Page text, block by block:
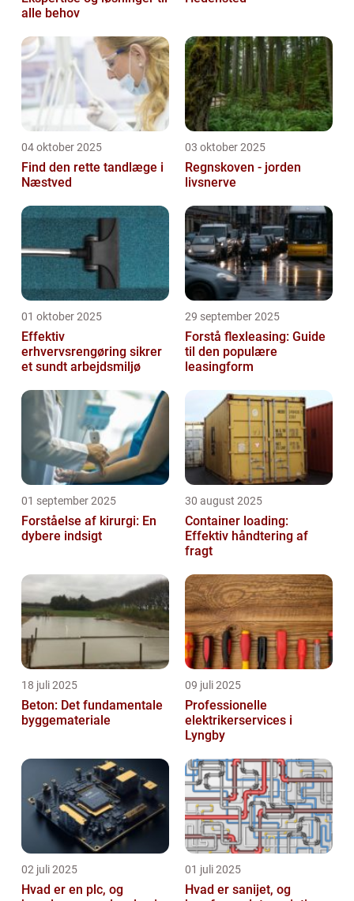
alle behov
04 oktober 2025
Find den rette tandlæge i
Næstved
03 oktober 2025
Regnskoven - jorden
livsnerve
01 oktober 2025
Effektiv
erhvervsrengøring sikrer
et sundt arbejdsmiljø
29 september 2025
Forstå flexleasing: Guide
til den populære
leasingform
01 september 2025
Forståelse af kirurgi: En
dybere indsigt
30 august 2025
Container loading:
Effektiv håndtering af
fragt
18 juli 2025
Beton: Det fundamentale
byggemateriale
09 juli 2025
Professionelle
elektrikerservices i
Lyngby
02 juli 2025
Hvad er en plc, og
01 juli 2025
Hvad er sanijet, og